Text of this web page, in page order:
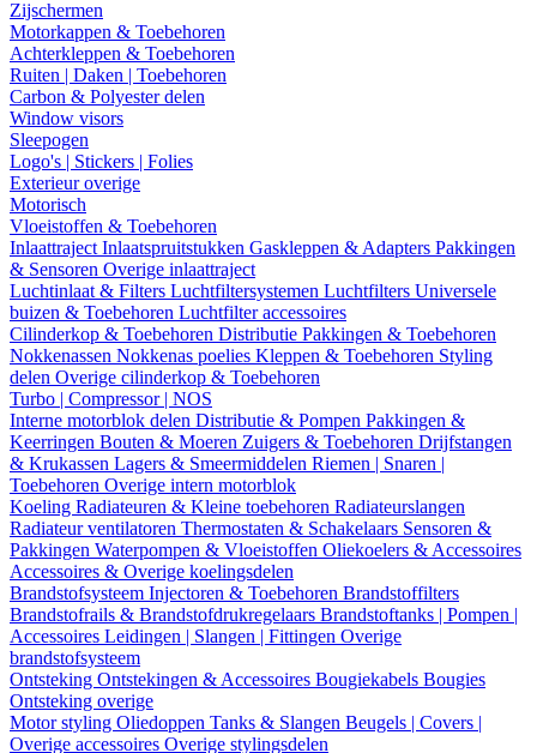
Zijschermen
Motorkappen & Toebehoren
Achterkleppen & Toebehoren
Ruiten | Daken | Toebehoren
Carbon & Polyester delen
Window visors
Sleepogen
Logo's | Stickers | Folies
Exterieur overige
Motorisch
Vloeistoffen & Toebehoren
Inlaattraject Inlaatspruitstukken Gaskleppen & Adapters Pakkingen
& Sensoren Overige inlaattraject
Luchtinlaat & Filters Luchtfiltersystemen Luchtfilters Universele
buizen & Toebehoren Luchtfilter accessoires
Cilinderkop & Toebehoren Distributie Pakkingen & Toebehoren
Nokkenassen Nokkenas poelies Kleppen & Toebehoren Styling
delen Overige cilinderkop & Toebehoren
Turbo | Compressor | NOS
Interne motorblok delen Distributie & Pompen Pakkingen &
Keerringen Bouten & Moeren Zuigers & Toebehoren Drijfstangen
& Krukassen Lagers & Smeermiddelen Riemen | Snaren |
Toebehoren Overige intern motorblok
Koeling Radiateuren & Kleine toebehoren Radiateurslangen
Radiateur ventilatoren Thermostaten & Schakelaars Sensoren &
Pakkingen Waterpompen & Vloeistoffen Oliekoelers & Accessoires
Accessoires & Overige koelingsdelen
Brandstofsysteem Injectoren & Toebehoren Brandstoffilters
Brandstofrails & Brandstofdrukregelaars Brandstoftanks | Pompen |
Accessoires Leidingen | Slangen | Fittingen Overige
brandstofsysteem
Ontsteking Ontstekingen & Accessoires Bougiekabels Bougies
Ontsteking overige
Motor styling Oliedoppen Tanks & Slangen Beugels | Covers |
Overige accessoires Overige stylingsdelen